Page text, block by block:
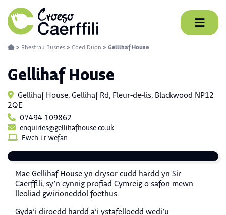
Skip
to
> Rhestrau Busnes > Coed Duon > Gellihaf House
Gellihaf House
Gellihaf House, Gellihaf Rd, Fleur-de-lis, Blackwood NP12
2QE
07494 109862
enquiries@gellihafhouse.co.uk
Ewch i'r wefan
Mae Gellihaf House yn drysor cudd hardd yn Sir
Caerffili, sy’n cynnig profiad Cymreig o safon mewn
lleoliad gwirioneddol foethus.
Gyda’i diroedd hardd a’i ystafelloedd wedi’u